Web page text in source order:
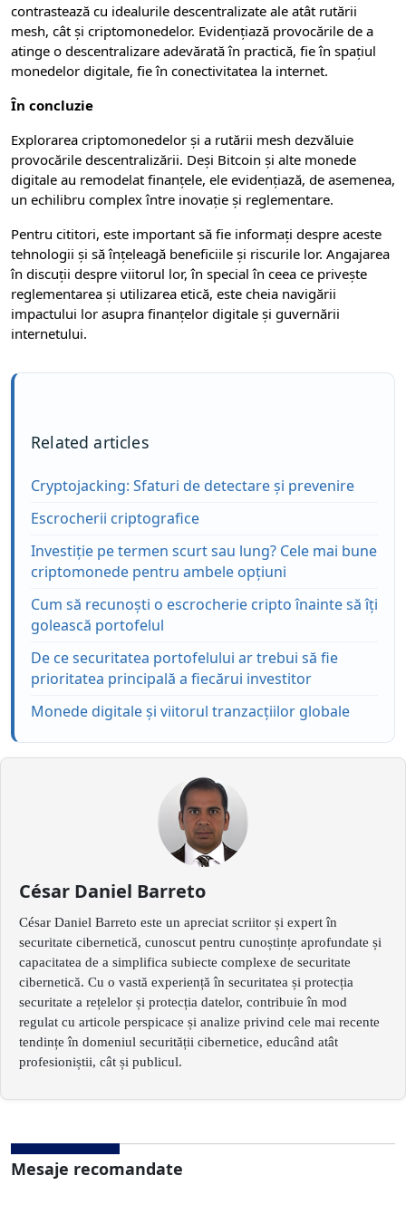
contrastează cu idealurile descentralizate ale atât rutării
mesh, cât și criptomonedelor. Evidențiază provocările de a
atinge o descentralizare adevărată în practică, fie în spațiul
monedelor digitale, fie în conectivitatea la internet.
În concluzie
Explorarea criptomonedelor și a rutării mesh dezvăluie
provocările descentralizării. Deși Bitcoin și alte monede
digitale au remodelat finanțele, ele evidențiază, de asemenea,
un echilibru complex între inovație și reglementare.
Pentru cititori, este important să fie informați despre aceste
tehnologii și să înțeleagă beneficiile și riscurile lor. Angajarea
în discuții despre viitorul lor, în special în ceea ce privește
reglementarea și utilizarea etică, este cheia navigării
impactului lor asupra finanțelor digitale și guvernării
internetului.
Related articles
Cryptojacking: Sfaturi de detectare și prevenire
Escrocherii criptografice
Investiție pe termen scurt sau lung? Cele mai bune
criptomonede pentru ambele opțiuni
Cum să recunoști o escrocherie cripto înainte să îți
golească portofelul
De ce securitatea portofelului ar trebui să fie
prioritatea principală a fiecărui investitor
Monede digitale și viitorul tranzacțiilor globale
César Daniel Barreto
César Daniel Barreto este un apreciat scriitor și expert în
securitate cibernetică, cunoscut pentru cunoștințe aprofundate și
capacitatea de a simplifica subiecte complexe de securitate
cibernetică. Cu o vastă experiență în securitatea și protecția
securitate a rețelelor și protecția datelor, contribuie în mod
regulat cu articole perspicace și analize privind cele mai recente
tendințe în domeniul securității cibernetice, educând atât
profesioniștii, cât și publicul.
Mesaje recomandate